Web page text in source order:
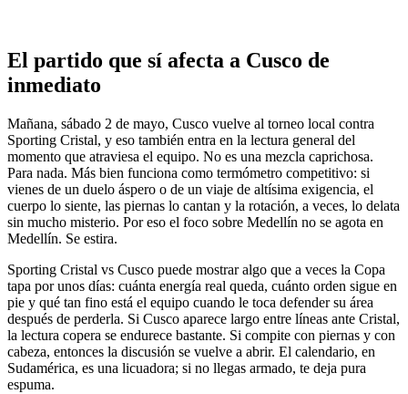
El partido que sí afecta a Cusco de
inmediato
Mañana, sábado 2 de mayo, Cusco vuelve al torneo local contra
Sporting Cristal, y eso también entra en la lectura general del
momento que atraviesa el equipo. No es una mezcla caprichosa.
Para nada. Más bien funciona como termómetro competitivo: si
vienes de un duelo áspero o de un viaje de altísima exigencia, el
cuerpo lo siente, las piernas lo cantan y la rotación, a veces, lo delata
sin mucho misterio. Por eso el foco sobre Medellín no se agota en
Medellín. Se estira.
Sporting Cristal vs Cusco puede mostrar algo que a veces la Copa
tapa por unos días: cuánta energía real queda, cuánto orden sigue en
pie y qué tan fino está el equipo cuando le toca defender su área
después de perderla. Si Cusco aparece largo entre líneas ante Cristal,
la lectura copera se endurece bastante. Si compite con piernas y con
cabeza, entonces la discusión se vuelve a abrir. El calendario, en
Sudamérica, es una licuadora; si no llegas armado, te deja pura
espuma.